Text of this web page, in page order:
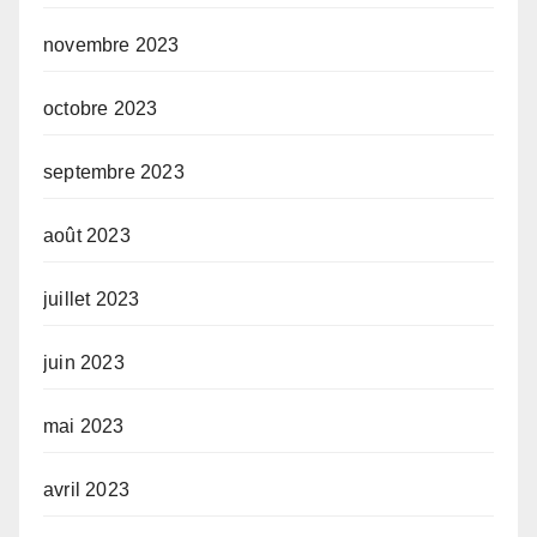
novembre 2023
octobre 2023
septembre 2023
août 2023
juillet 2023
juin 2023
mai 2023
avril 2023